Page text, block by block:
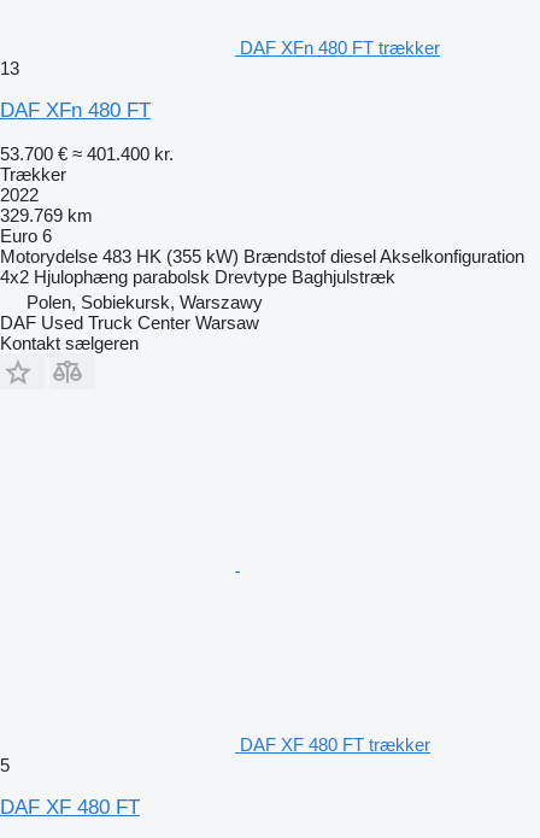
DAF XFn 480 FT trækker
13
DAF XFn 480 FT
53.700 € ≈ 401.400 kr.
Trækker
2022
329.769 km
Euro 6
Motorydelse 483 HK (355 kW) Brændstof dieselAkselkonfiguration
4x2 Hjulophæng parabolsk Drevtype Baghjulstræk
Polen, Sobiekursk, Warszawy
DAF Used Truck Center Warsaw
Kontakt sælgeren
DAF XF 480 FT trækker
5
DAF XF 480 FT